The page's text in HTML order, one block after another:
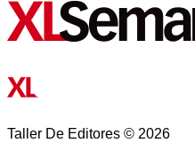
Taller De Editores © 2026